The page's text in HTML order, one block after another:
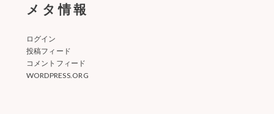
メタ情報
ログイン
投稿フィード
コメントフィード
WORDPRESS.ORG